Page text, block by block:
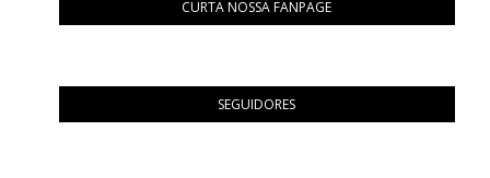
CURTA NOSSA FANPAGE
SEGUIDORES